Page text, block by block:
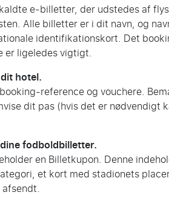
e-billetter, der udstedes af
Alle billetter er i dit navn, og
identifikationskort. Det
er ligeledes vigtigt.
hotel.
reference og vouchere.
dit pas (hvis det er nødvendigt
fodboldbilletter.
en Billetkupon. Denne
et kort med stadionets